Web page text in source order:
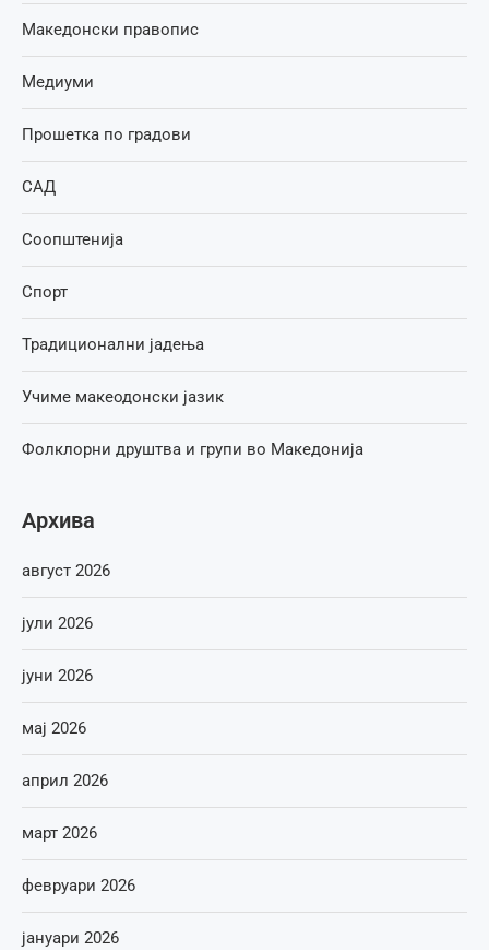
Македонски правопис
Медиуми
Прошетка по градови
САД
Соопштенија
Спорт
Традиционални јадења
Учиме макеодонски јазик
Фолклорни друштва и групи во Македонија
Архива
август 2026
јули 2026
јуни 2026
мај 2026
април 2026
март 2026
февруари 2026
јануари 2026